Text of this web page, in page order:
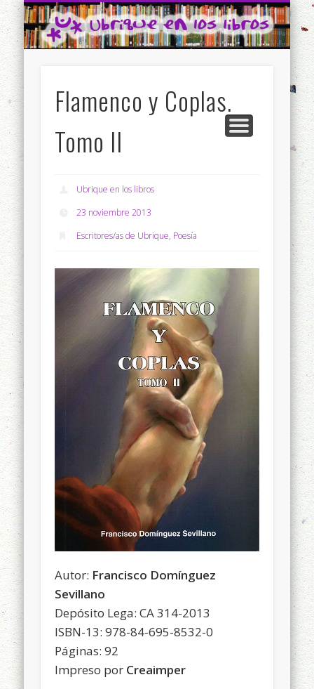
Ubrique en los libros
INICIO
CONTACTO
Flamenco y Coplas.
Tomo II
Ubrique en los libros
23 noviembre 2013
Escritores/as de Ubrique, Poesía
Autor: Francisco Domínguez
Sevillano
Depósito Lega: CA 314-2013
ISBN-13: 978-84-695-8532-0
Páginas: 92
Impreso por Creaimper